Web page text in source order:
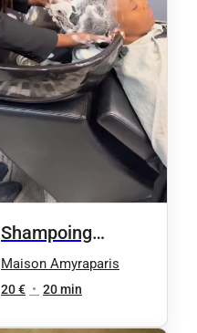
Shampoing
traitant avant
prestation
Maison Amyraparis
20 € • 20 min